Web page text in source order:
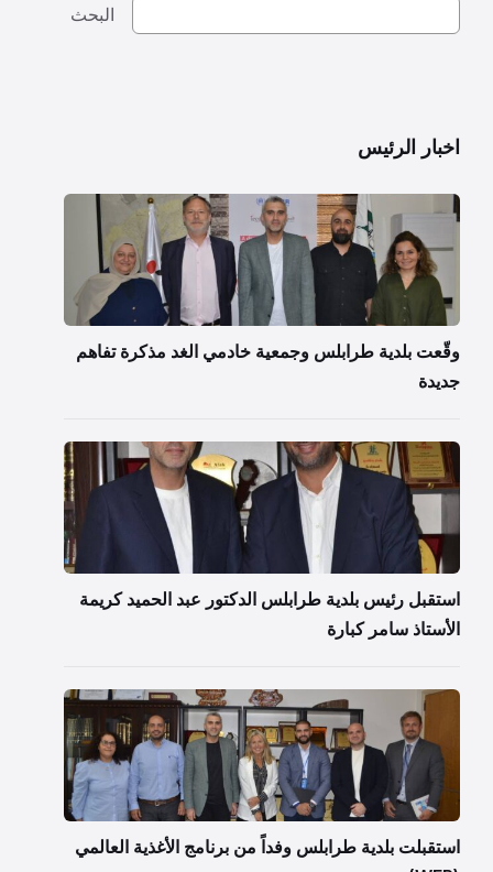
البحث
اخبار الرئيس
وقّعت بلدية طرابلس وجمعية خادمي الغد مذكرة تفاهم
جديدة
استقبل رئيس بلدية طرابلس الدكتور عبد الحميد كريمة
الأستاذ سامر كبارة
استقبلت بلدية طرابلس وفداً من برنامج الأغذية العالمي